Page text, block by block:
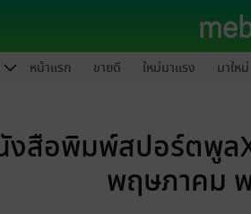
หน้าแรก ขายดี ใหม่มาแรง มาใหม่
งสือพิมพ์สปอร์ตพูล
พฤษภาคม